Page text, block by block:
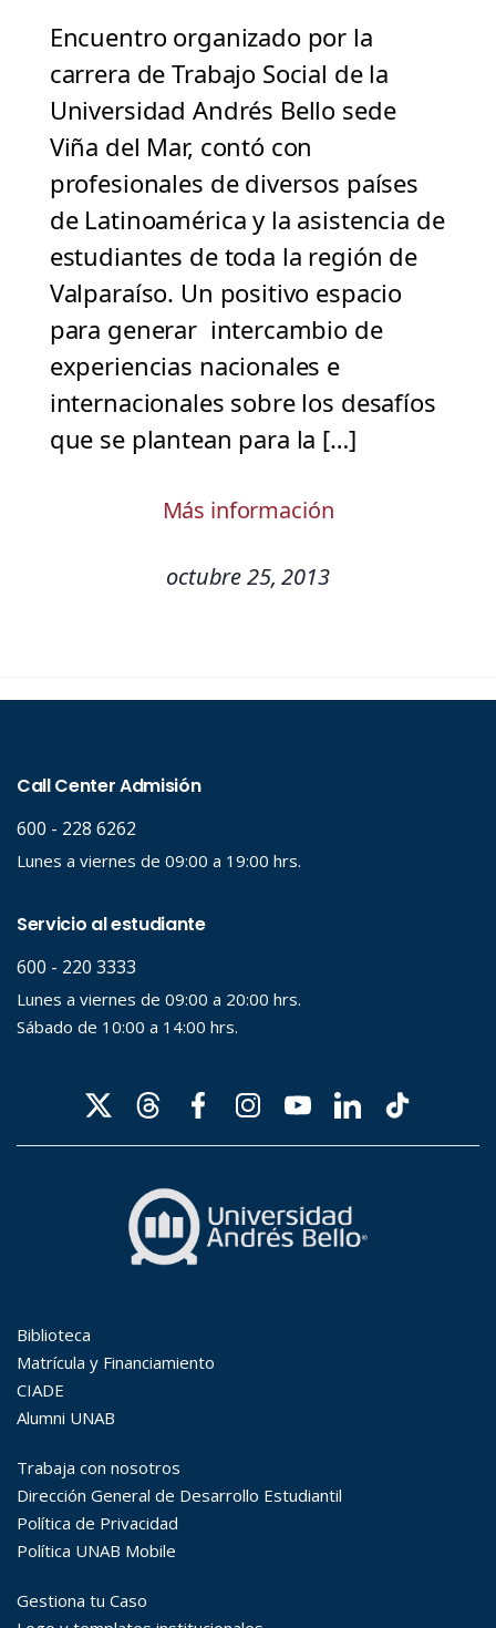
Encuentro organizado por la
carrera de Trabajo Social de la
Universidad Andrés Bello sede
Viña del Mar, contó con
profesionales de diversos países
de Latinoamérica y la asistencia de
estudiantes de toda la región de
Valparaíso. Un positivo espacio
para generar intercambio de
experiencias nacionales e
internacionales sobre los desafíos
que se plantean para la […]
Más información
octubre 25, 2013